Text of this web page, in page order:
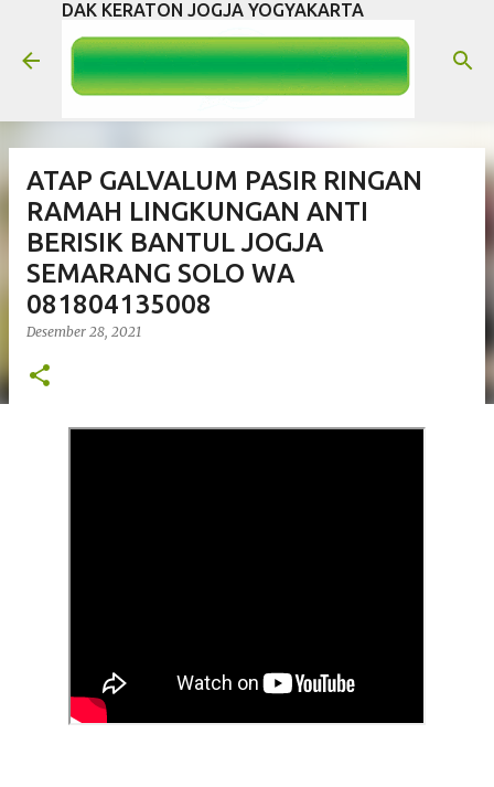
DAK KERATON JOGJA YOGYAKARTA
ATAP GALVALUM PASIR RINGAN
RAMAH LINGKUNGAN ANTI
BERISIK BANTUL JOGJA
SEMARANG SOLO WA
081804135008
Desember 28, 2021